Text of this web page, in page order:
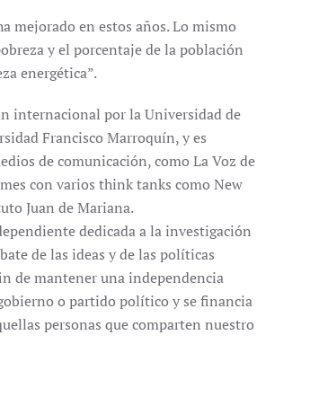
mejorado en estos años. Lo mismo
y el porcentaje de la población
energética”.
internacional por la Universidad de
Francisco Marroquín, y es
de comunicación, como La Voz de
con varios think tanks como New
Juan de Mariana.
dedicada a la investigación
de las ideas y de las políticas
de mantener una independencia
o partido político y se financia
personas que comparten nuestro